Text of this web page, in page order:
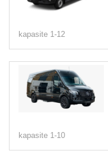
kapasite 1-12
kapasite 1-10